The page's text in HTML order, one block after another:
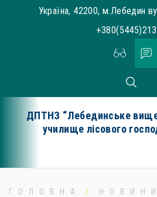
Україна, 42200, м.Лебедин
ДПТНЗ “Лебединське
училище лісового
ГОЛОВНА
НОВИНИ